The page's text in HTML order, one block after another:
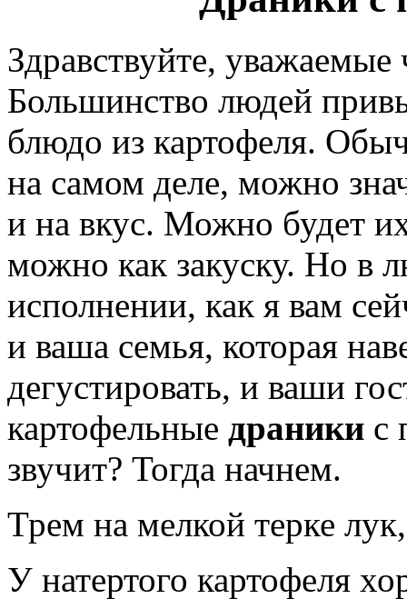
Здравствуйте, уважаемые
Большинство людей
блюдо из картофеля.
на самом деле, можно
и на вкус. Можно будет
можно как закуску. Но в
исполнении, как я вам
и ваша семья, которая
дегустировать, и ваши
картофельные драники с
звучит? Тогда начнем.
Трем на мелкой терке
У натертого картофеля